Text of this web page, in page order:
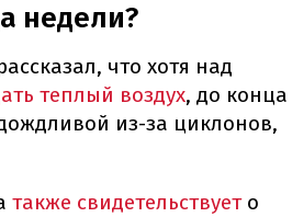
недели?
что хотя над
теплый воздух, до конца
из-за циклонов,
также свидетельствует о